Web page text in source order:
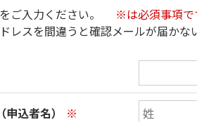
ご入力ください。
※は必須事項で
レスを間違うと確認メールが届かな
込者名） ※